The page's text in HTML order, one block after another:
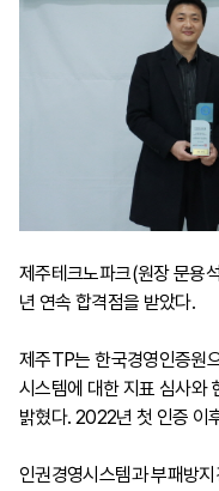
제주테크노파크(원장 문용
년 연속 합격점을 받았다.
제주TP는 한국경영인증원
시스템에 대한 지표 심사와
밝혔다. 2022년 첫 인증 이
인권경영시스템과 부패방